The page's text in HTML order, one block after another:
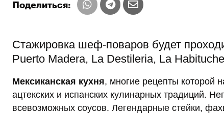
Поделиться:
Стажировка шеф-поваров будет
Puerto Madera, La Destileria, La
Мексиканская кухня, многие рецепты которой
ацтекских и испанских кулинарных традиций.
всевозможных соусов. Легендарные стейки,